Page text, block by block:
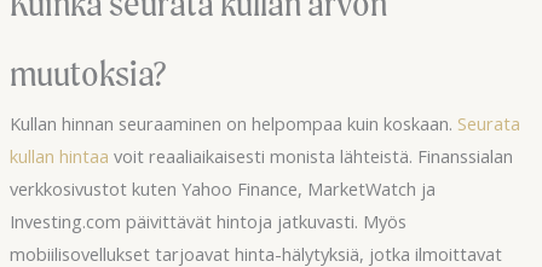
muutoksia?
Kullan hinnan seuraaminen on helpompaa kuin koskaan. Seurata
kullan hintaa voit reaaliaikaisesti monista lähteistä. Finanssialan
verkkosivustot kuten Yahoo Finance, MarketWatch ja
Investing.com päivittävät hintoja jatkuvasti. Myös
mobiilisovellukset tarjoavat hinta-hälytyksiä, jotka ilmoittavat